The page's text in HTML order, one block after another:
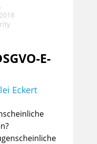
,
E-
Eckert